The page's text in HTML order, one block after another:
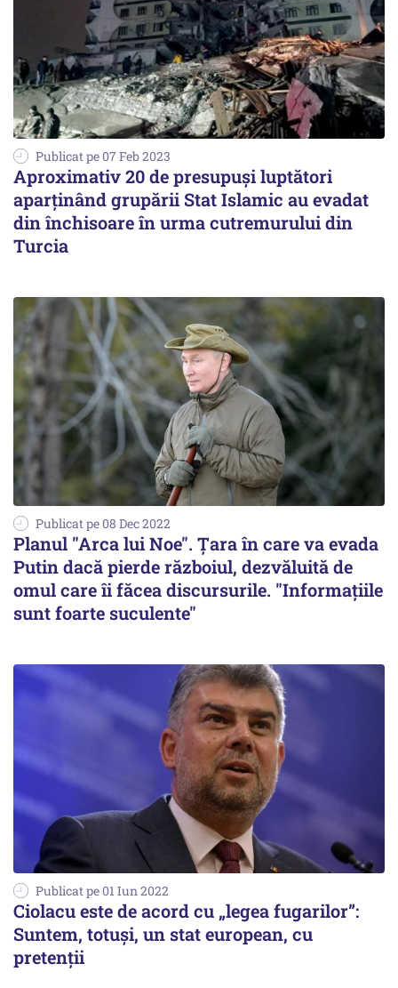
Publicat pe 07 Feb 2023
Aproximativ 20 de presupuşi luptători
aparţinând grupării Stat Islamic au evadat
din închisoare în urma cutremurului din
Turcia
Publicat pe 08 Dec 2022
Planul "Arca lui Noe". Țara în care va evada
Putin dacă pierde războiul, dezvăluită de
omul care îi făcea discursurile. "Informațiile
sunt foarte suculente"
Publicat pe 01 Iun 2022
Ciolacu este de acord cu „legea fugarilor”:
Suntem, totuși, un stat european, cu
pretenții